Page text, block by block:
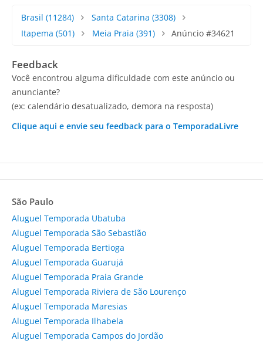
Brasil (11284) Santa Catarina (3308)
Itapema (501) Meia Praia (391) Anúncio #34621
Feedback
Você encontrou alguma dificuldade com este anúncio ou
anunciante?
(ex: calendário desatualizado, demora na resposta)
Clique aqui e envie seu feedback para o TemporadaLivre
São Paulo
Aluguel Temporada Ubatuba
Aluguel Temporada São Sebastião
Aluguel Temporada Bertioga
Aluguel Temporada Guarujá
Aluguel Temporada Praia Grande
Aluguel Temporada Riviera de São Lourenço
Aluguel Temporada Maresias
Aluguel Temporada Ilhabela
Aluguel Temporada Campos do Jordão